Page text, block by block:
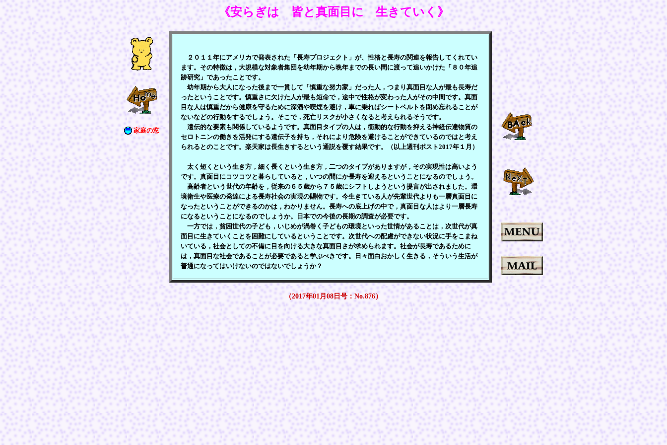
《安らぎは 皆と真面目に 生きていく》
家庭の窓
２０１１年にアメリカで発表された「長寿プロジェクト」が、性格と長寿の関連を報告してくれてい
ます。その特徴は，大規模な対象者集団を幼年期から晩年までの長い間に渡って追いかけた「８０年追
跡研究」であったことです。
幼年期から大人になった後まで一貫して「慎重な努力家」だった人，つまり真面目な人が最も長寿だ
ったということです。慎重さに欠けた人が最も短命で，途中で性格が変わった人がその中間です。真面
目な人は慎重だから健康を守るために深酒や喫煙を避け，車に乗ればシートベルトを閉め忘れることが
ないなどの行動をするでしょう。そこで，死亡リスクが小さくなると考えられるそうです。
遺伝的な要素も関係しているようです。真面目タイプの人は，衝動的な行動を抑える神経伝達物質の
セロトニンの働きを活発にする遺伝子を持ち，それにより危険を避けることができているのではと考え
られるとのことです。楽天家は長生きするという通説を覆す結果です。（以上週刊ポスト2017年１月）
太く短くという生き方，細く長くという生き方，二つのタイプがありますが，その実現性は高いよう
です。真面目にコツコツと暮らしていると，いつの間にか長寿を迎えるということになるのでしょう。
高齢者という世代の年齢を，従来の６５歳から７５歳にシフトしようという提言が出されました。環
境衛生や医療の発達による長寿社会の実現の賜物です。今生きている人が先輩世代よりも一層真面目に
なったということができるのかは，わかりません。長寿への底上げの中で，真面目な人はより一層長寿
になるということになるのでしょうか。日本での今後の長期の調査が必要です。
一方では，貧困世代の子ども，いじめが渦巻く子どもの環境といった世情があることは，次世代が真
面目に生きていくことを困難にしているということです。次世代への配慮ができない状況に手をこまね
いている，社会としての不備に目を向ける大きな真面目さが求められます。社会が長寿であるために
は，真面目な社会であることが必要であると学ぶべきです。日々面白おかしく生きる，そういう生活が
普通になってはいけないのではないでしょうか？
（2017年01月08日号：No.876）